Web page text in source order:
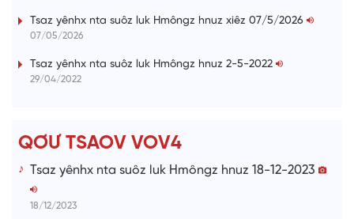
i
Tsaz yênhx nta suôz luk Hmôngz hnuz xiêz 07/5/2026
07/05/2026
Tsaz yênhx nta suôz luk Hmôngz hnuz 2-5-2022
29/04/2022
QƠƯ TSAOV VOV4
Tsaz yênhx nta suôz luk Hmôngz hnuz 18-12-2023
18/12/2023